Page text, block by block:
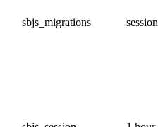
sbjs_migrations session